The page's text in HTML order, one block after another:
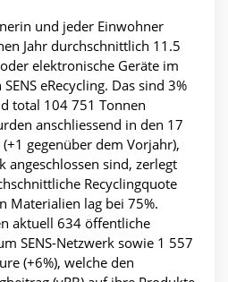
und jeder Einwohner
Jahr durchschnittlich 11.5
elektronische Geräte im
eRecycling. Das sind 3%
total 104 751 Tonnen
anschliessend in den 17
gegenüber dem Vorjahr),
angeschlossen sind, zerlegt
Recyclingquote
Materialien lag bei 75%.
aktuell 634 öffentliche
SENS-Netzwerk sowie 1 557
(+6%), welche den